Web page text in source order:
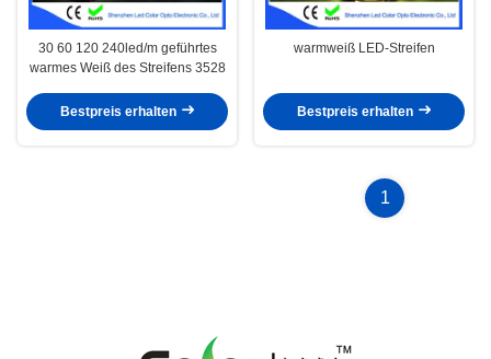
30 60 120 240led/m geführtes
warmes Weiß des Streifens 3528
Bestpreis erhalten
warmweiß LED-Streifen
Bestpreis erhalten
1